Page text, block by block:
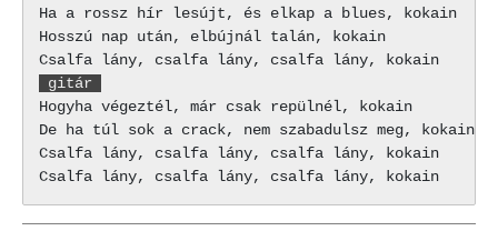
Ha a rossz hír lesújt, és elkap a blues, kokain
Hosszú nap után, elbújnál talán, kokain
gitár
Hogyha végeztél, már csak repülnél, kokain
De ha túl sok a crack, nem szabadulsz meg, kokain
Csalfa lány, csalfa lány, csalfa lány, kokain